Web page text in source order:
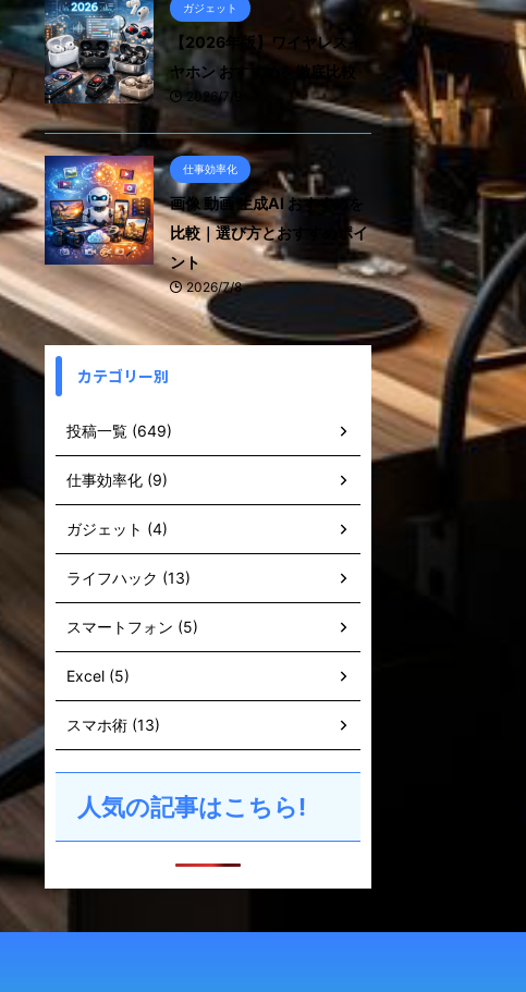
ガジェット
【2026年版】ワイヤレスイ
ヤホン おすすめを徹底比較
2026/7/9
仕事効率化
画像 動画 生成AI おすすめを
比較｜選び方とおすすめポイ
ント
2026/7/8
カテゴリー別
投稿一覧 (649)
仕事効率化 (9)
ガジェット (4)
ライフハック (13)
スマートフォン (5)
Excel (5)
スマホ術 (13)
人気の記事はこちら!